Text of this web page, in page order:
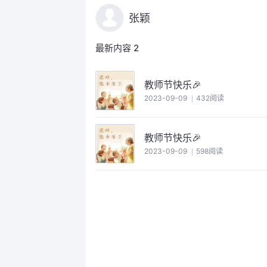
张颖
最新内容 2
教师节快乐🎉
2023-09-09 432阅读
教师节快乐🎉
2023-09-09 598阅读